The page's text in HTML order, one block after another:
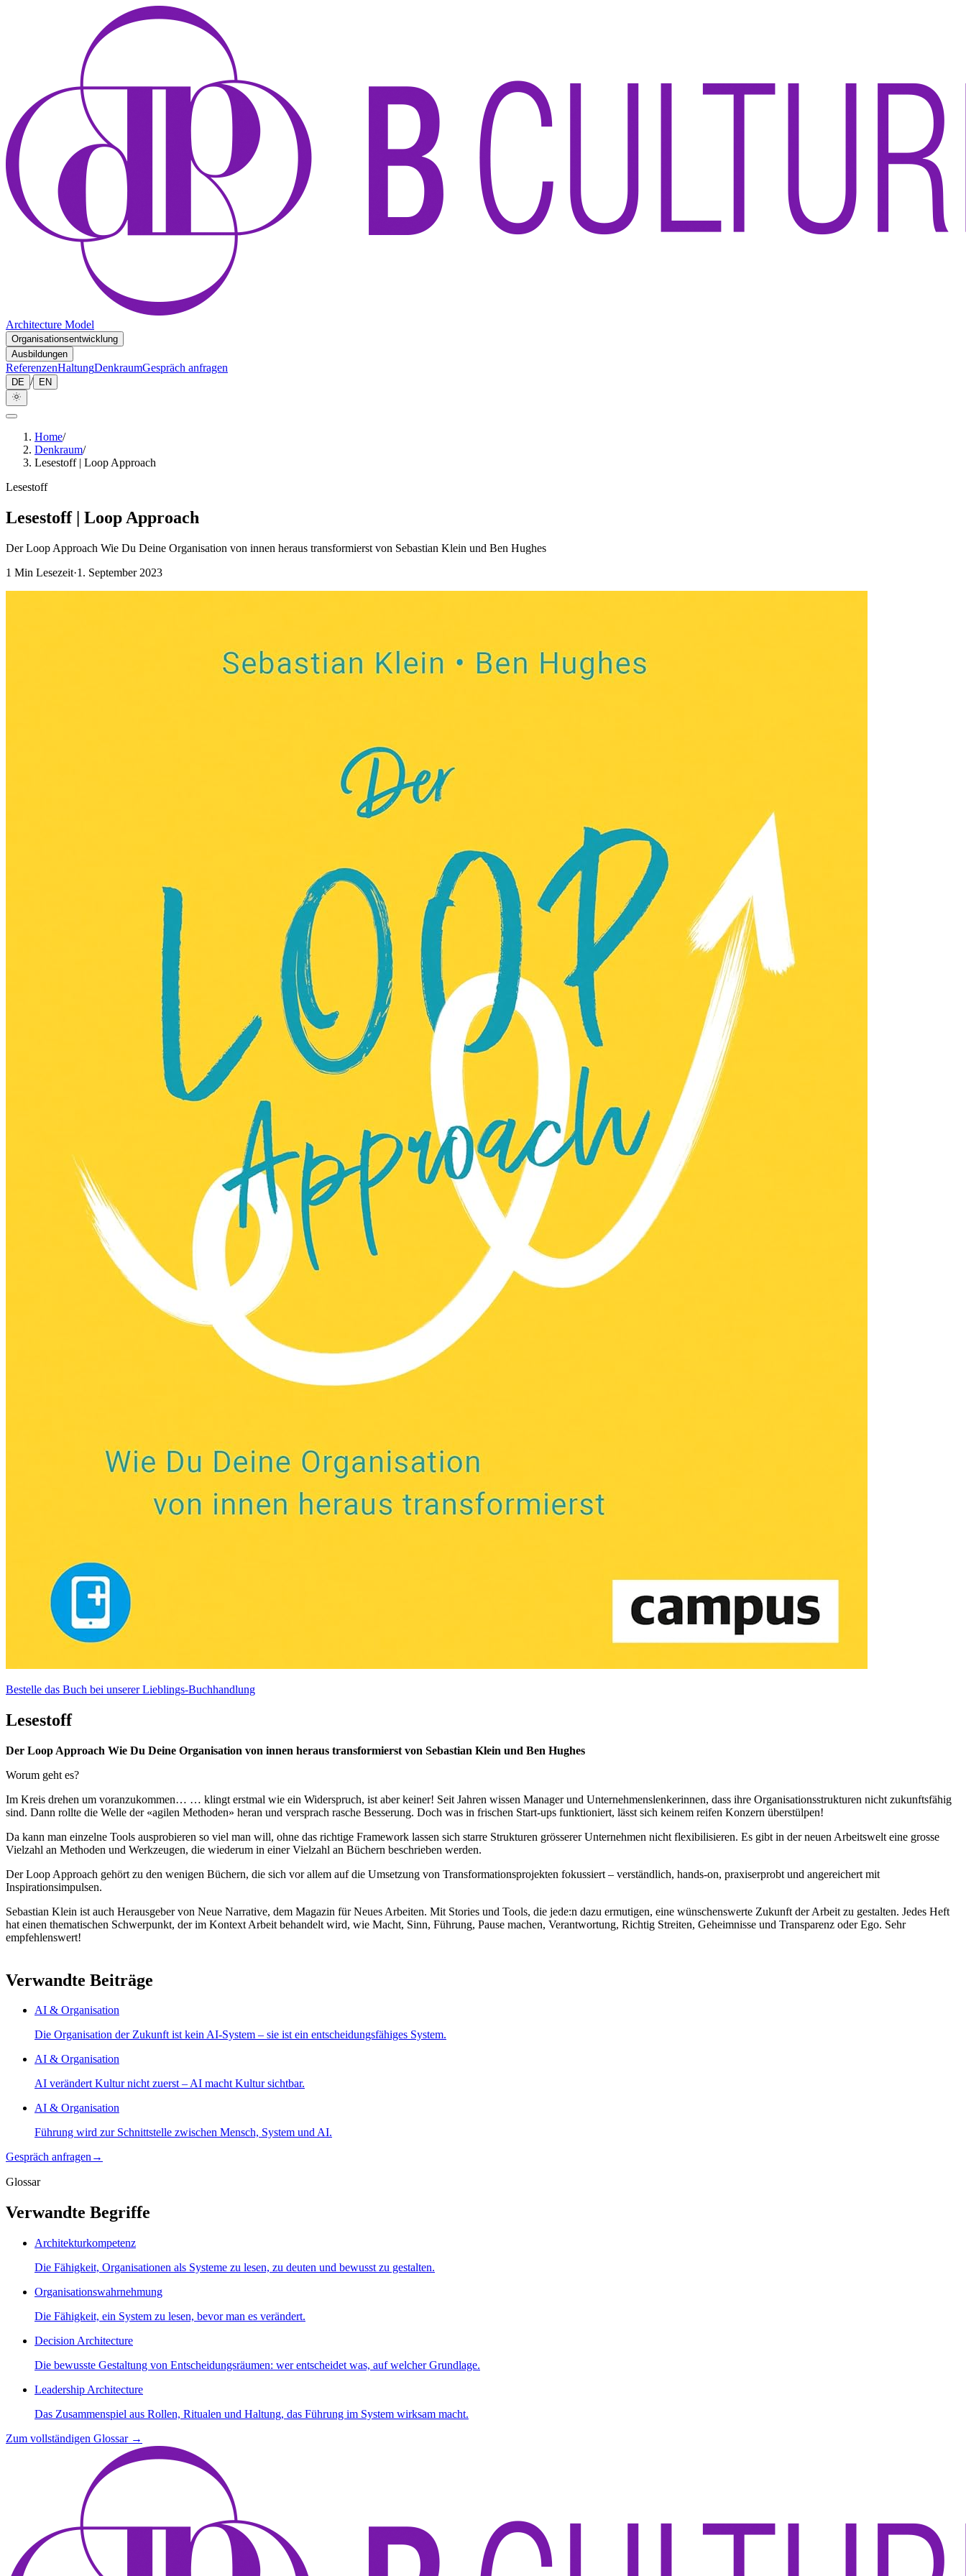
Architecture Model
Organisationsentwicklung
Ausbildungen
ReferenzenHaltungDenkraumGespräch anfragen
DE / EN
Home/
Denkraum/
Lesestoff | Loop Approach
Lesestoff
Lesestoff | Loop Approach
Der Loop Approach Wie Du Deine Organisation von innen heraus transformierst von Sebastian Klein und Ben Hughes
1 Min Lesezeit·1. September 2023
Bestelle das Buch bei unserer Lieblings-Buchhandlung
Lesestoff
Der Loop Approach Wie Du Deine Organisation von innen heraus transformierst von Sebastian Klein und Ben Hughes
Worum geht es?
Im Kreis drehen um voranzukommen… … klingt erstmal wie ein Widerspruch, ist aber keiner! Seit Jahren wissen Manager und Unternehmenslenkerinnen, dass ihre Organisationsstrukturen nicht zukunftsfähig
sind. Dann rollte die Welle der «agilen Methoden» heran und versprach rasche Besserung. Doch was in frischen Start-ups funktioniert, lässt sich keinem reifen Konzern überstülpen!
Da kann man einzelne Tools ausprobieren so viel man will, ohne das richtige Framework lassen sich starre Strukturen grösserer Unternehmen nicht flexibilisieren. Es gibt in der neuen Arbeitswelt eine grosse
Vielzahl an Methoden und Werkzeugen, die wiederum in einer Vielzahl an Büchern beschrieben werden.
Der Loop Approach gehört zu den wenigen Büchern, die sich vor allem auf die Umsetzung von Transformationsprojekten fokussiert – verständlich, hands-on, praxiserprobt und angereichert mit
Inspirationsimpulsen.
Sebastian Klein ist auch Herausgeber von Neue Narrative, dem Magazin für Neues Arbeiten. Mit Stories und Tools, die jede:n dazu ermutigen, eine wünschenswerte Zukunft der Arbeit zu gestalten. Jedes Heft
hat einen thematischen Schwerpunkt, der im Kontext Arbeit behandelt wird, wie Macht, Sinn, Führung, Pause machen, Verantwortung, Richtig Streiten, Geheimnisse und Transparenz oder Ego. Sehr
empfehlenswert!
Verwandte Beiträge
AI & Organisation
Die Organisation der Zukunft ist kein AI-System – sie ist ein entscheidungsfähiges System.
AI & Organisation
AI verändert Kultur nicht zuerst – AI macht Kultur sichtbar.
AI & Organisation
Führung wird zur Schnittstelle zwischen Mensch, System und AI.
Gespräch anfragen→
Glossar
Verwandte Begriffe
Architekturkompetenz
Die Fähigkeit, Organisationen als Systeme zu lesen, zu deuten und bewusst zu gestalten.
Organisationswahrnehmung
Die Fähigkeit, ein System zu lesen, bevor man es verändert.
Decision Architecture
Die bewusste Gestaltung von Entscheidungsräumen: wer entscheidet was, auf welcher Grundlage.
Leadership Architecture
Das Zusammenspiel aus Rollen, Ritualen und Haltung, das Führung im System wirksam macht.
Zum vollständigen Glossar→